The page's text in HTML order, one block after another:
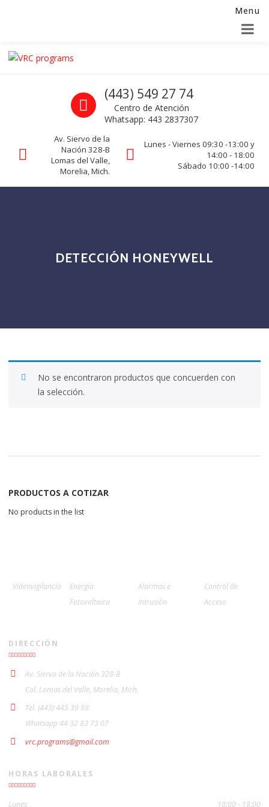
Menu
Skip to navigation
Skip to content
La seguridad de su empresa es nuestro negocio.
Call us
(443) 549 27 74
Centro de Atención
Whatsapp: 443 2837307
Av. Siervo de la
Nación 328-B
Lomas del Valle,
Morelia, Mich.
Lunes - Viernes 09:30 -13:00 y
14:00 - 18:00
Sábado 10:00 -14:00
DETECCIÓN HONEYWELL
No se encontraron productos que concuerden con
la selección.
PRODUCTOS A COTIZAR
No products in the list
Videovigilancia
Energía
Fotovoltaica
Alarmas e
Intrusión
Control de
Acceso
DIRECCIÓN
Av. Siervo de la Nación 328-B
Col. Lomas del Valle, Morelia, Mich.
Tel. (443) 445 39 98
Whatsapp 44 32 83 73 07
vrc.programs@gmail.com
HORAS LABORALES
Lunes 10:00 - 18:00